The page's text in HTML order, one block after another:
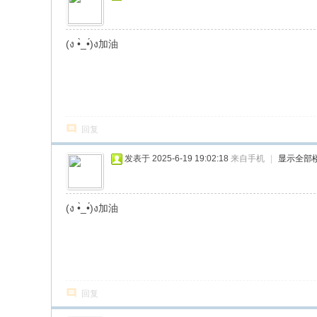
(ง •̀_•́)ง加油
回复
发表于 2025-6-19 19:02:18 来自手机 显示全部
(ง •̀_•́)ง加油
回复